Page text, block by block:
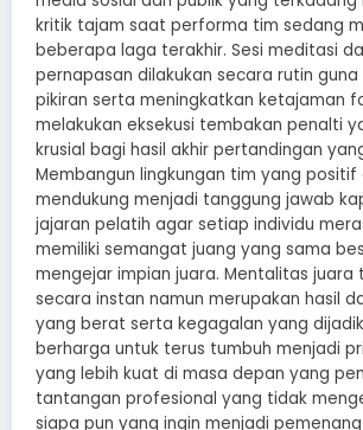
kritik tajam saat performa tim sedang
beberapa laga terakhir. Sesi meditasi
pernapasan dilakukan secara rutin
pikiran serta meningkatkan ketajaman
melakukan eksekusi tembakan penalti
krusial bagi hasil akhir pertandingan
Membangun lingkungan tim yang positif
mendukung menjadi tanggung jawab
jajaran pelatih agar setiap individu
memiliki semangat juang yang sama
mengejar impian juara. Mentalitas
secara instan namun merupakan hasil
yang berat serta kegagalan yang
berharga untuk terus tumbuh menjadi
yang lebih kuat di masa depan yang
tantangan profesional yang tidak
siapa pun yang ingin menjadi